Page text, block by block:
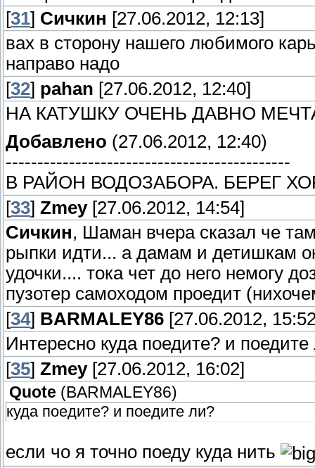
[31] Сичкин [27.06.2012, 12:13]
вах в сторону нашего любимого
направо надо
[32] pahan [27.06.2012, 12:40]
НА КАТУШКУ ОЧЕНЬ ДАВНО
Добавлено (27.06.2012, 12:40)
---------------------------------------------
В РАЙОН ВОДОЗАБОРА. БЕРЕГ
[33] Zmey[27.06.2012, 14:54]
Сичкин, Шаман вчера сказал че
рыпки идти... а дамам и детишкам
удочки.... тока чет до него немогу
пузотер самоходом проедит
[34] BARMALEY86 [27.06.2012,
Интересно куда поедите? и поедите
[35] Zmey[27.06.2012, 16:02]
Quote ( BARMALEY86)
куда поедите? и поедите ли?
если чо я точно поеду куда нить